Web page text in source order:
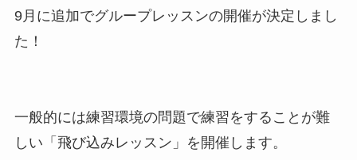
9月に追加でグループレッスンの開催が決定しまし
た！
一般的には練習環境の問題で練習をすることが難
しい「飛び込みレッスン」を開催します。